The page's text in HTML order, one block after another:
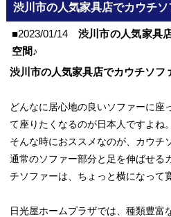
渋川市の人気家具店でカウチ
■2023/01/14
渋川市の人気家具
空間♪
渋川市の人気家具店でカウチソフ
どんなに居心地の良いソファーに座
て座りたくなるのが日本人ですよね。
そんな時におススメなのが、カウチ
通常のソファー部分と足を伸ばせる
チソファーは、ちょっと横になって
日光屋ホームプラザでは、種類豊富